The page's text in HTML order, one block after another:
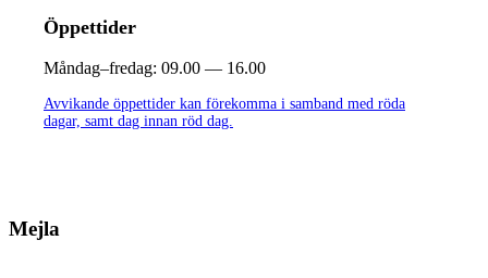
Öppettider
Måndag–fredag: 09.00 — 16.00
Avvikande öppettider kan förekomma i samband med röda
dagar, samt dag innan röd dag.
Mejla